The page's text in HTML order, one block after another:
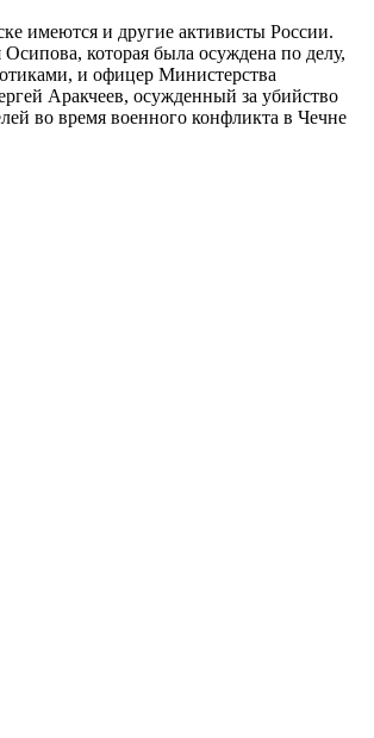
имеются и другие активисты России.
которая была осуждена по делу,
и офицер Министерства
Аракчеев, осужденный за убийство
во время военного конфликта в Чечне